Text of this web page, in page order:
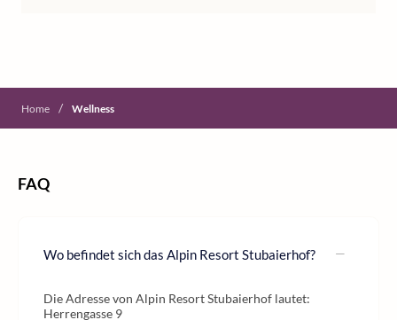
Home / Wellness
FAQ
Wo befindet sich das Alpin Resort Stubaierhof?
Die Adresse von Alpin Resort Stubaierhof lautet:
Herrengasse 9